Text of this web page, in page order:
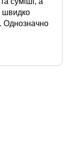
швидко
Однозначно